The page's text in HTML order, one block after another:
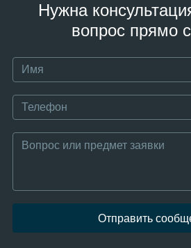
Нужна
вопрос прямо
Отправить